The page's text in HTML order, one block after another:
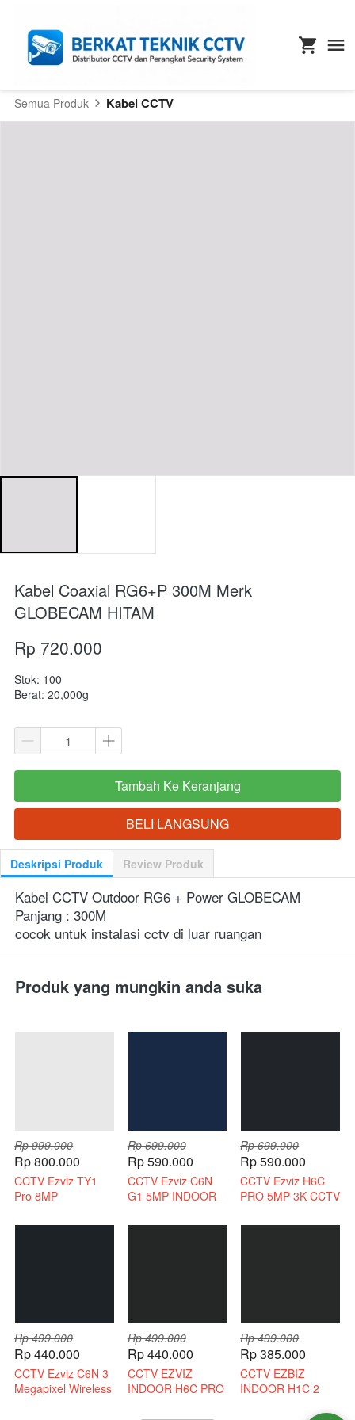
Semua Produk Kabel CCTV
Kabel Coaxial RG6+P 300M Merk
GLOBECAM HITAM
Rp 720.000
Stok: 100
Berat: 20,000g
`
Tambah Ke Keranjang
`BELI LANGSUNG
Deskripsi Produk Review Produk
Kabel CCTV Outdoor RG6 + Power GLOBECAM
Panjang : 300M
cocok untuk instalasi cctv di luar ruangan
Produk yang mungkin anda suka
Rp 999.000
Rp 800.000
CCTV Ezviz TY1
Pro 8MP
Rp 699.000
Rp 590.000
CCTV Ezviz C6N
G1 5MP INDOOR
AUDIO
Rp 699.000
Rp 590.000
CCTV Ezviz H6C
PRO 5MP 3K CCTV
AUDIO
Rp 499.000
Rp 440.000
CCTV Ezviz C6N 3
Megapixel Wireless
Rp 499.000
Rp 440.000
CCTV EZVIZ
INDOOR H6C PRO
Rp 499.000
Rp 385.000
CCTV EZBIZ
INDOOR H1C 2